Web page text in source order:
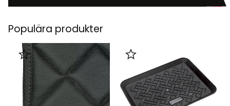
Populära produkter
Lägg till i favoriter Lägg till i favoriter